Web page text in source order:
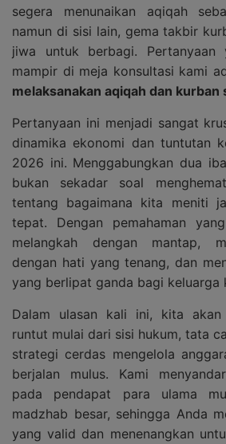
segera menunaikan aqiqah
namun di sisi lain, gema takbir
jiwa untuk berbagi. Pertanyaan
mampir di meja konsultasi kami
melaksanakan aqiqah dan kurban
Pertanyaan ini menjadi sangat
dinamika ekonomi dan tuntutan
2026 ini. Menggabungkan dua
bukan sekadar soal
tentang bagaimana kita meniti
tepat. Dengan pemahaman
melangkah dengan mantap,
dengan hati yang tenang, dan
yang berlipat ganda bagi keluarga
Dalam ulasan kali ini, kita akan
runtut mulai dari sisi hukum, tata
strategi cerdas mengelola
berjalan mulus. Kami
pada pendapat para ulama
madzhab besar, sehingga Anda
yang valid dan menenangkan